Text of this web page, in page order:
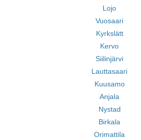
Lojo
Vuosaari
Kyrkslätt
Kervo
Siilinjärvi
Lauttasaari
Kuusamo
Anjala
Nystad
Birkala
Orimattila